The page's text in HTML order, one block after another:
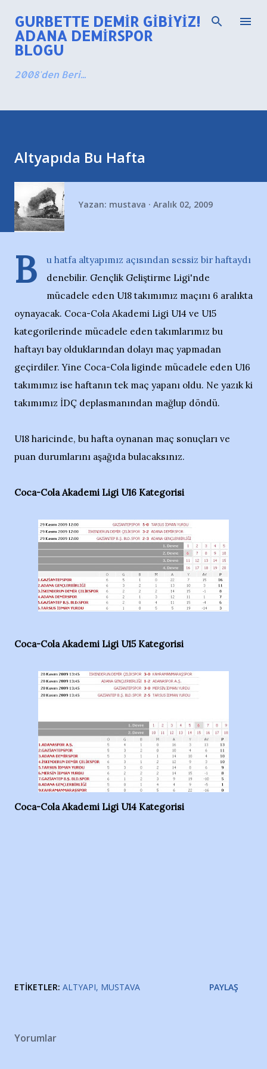
Ana içeriğe atla
GURBETTE DEMIR GIBIYIZ!
ADANA DEMIRSPOR
BLOGU
2008'den Beri...
Altyapıda Bu Hafta
Yazan: mustava Aralık 02, 2009
B
u hatfa altyapımız açısından sessiz bir haftaydı
denebilir. Gençlik Geliştirme Ligi'nde
mücadele eden U18 takımımız maçını 6 aralıkta
oynayacak. Coca-Cola Akademi Ligi U14 ve U15
kategorilerinde mücadele eden takımlarımız bu
haftayı bay olduklarından dolayı maç yapmadan
geçirdiler. Yine Coca-Cola liginde mücadele eden U16
takımımız ise haftanın tek maç yapanı oldu. Ne yazık ki
takımımız İDÇ deplasmanından mağlup döndü.
U18 haricinde, bu hafta oynanan maç sonuçları ve
puan durumlarını aşağıda bulacaksınız.
Coca-Cola Akademi Ligi U16 Kategorisi
Coca-Cola Akademi Ligi U15 Kategorisi
Coca-Cola Akademi Ligi U14 Kategorisi
ETIKETLER: ALTYAPI MUSTAVA PAYLAŞ
Yorumlar